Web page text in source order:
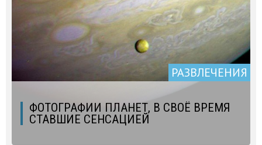
РАЗВЛЕЧЕНИЯ
ФОТОГРАФИИ ПЛАНЕТ, В СВОЁ ВРЕМЯ
СТАВШИЕ СЕНСАЦИЕЙ